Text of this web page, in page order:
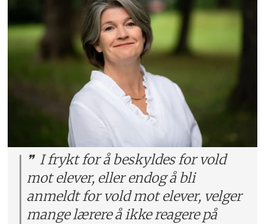
I frykt for å beskyldes for vold
mot elever, eller endog å bli
anmeldt for vold mot elever, velger
mange lærere å ikke reagere på